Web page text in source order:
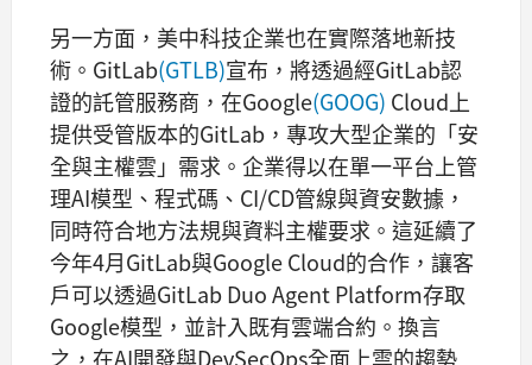
另一方面，美中科技企業也在實際落地新技
術。GitLab(GTLB)宣布，將透過經GitLab認
證的託管服務商，在Google(GOOG) Cloud上
提供受管版本的GitLab，專攻大型企業的「安
全與主權雲」需求。企業得以在單一平台上管
理AI模型、程式碼、CI/CD管線與資安數據，
同時符合地方法規與資料主權要求。這延續了
今年4月GitLab與Google Cloud的合作，讓客
戶可以透過GitLab Duo Agent Platform存取
Google模型，並計入既有雲端合約。換言
之，在AI開發與DevSecOps全面上雲的趨勢